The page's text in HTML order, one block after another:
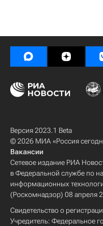
Версия 2023.1 Beta
© 2026 МИА «Россия
Вакансии
Сетевое издание РИА
в Федеральной службе по
информационных
(Роскомнадзор) 08 апреля
Свидетельство о
Учредитель: Федеральное